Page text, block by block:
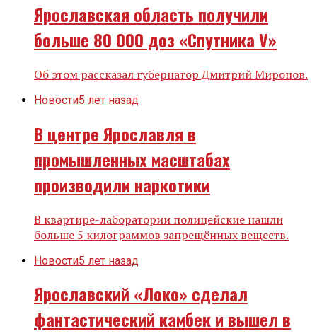
Ярославская область получили
больше 80 000 доз «Спутника V»
Об этом рассказал губернатор Дмитрий Миронов.
Новости5 лет назад
В центре Ярославля в
промышленных масштабах
производили наркотики
В квартире-лаборатории полицейские нашли
больше 5 килограммов запрещённых веществ.
Новости5 лет назад
Ярославский «Локо» сделал
фантастический камбек и вышел в